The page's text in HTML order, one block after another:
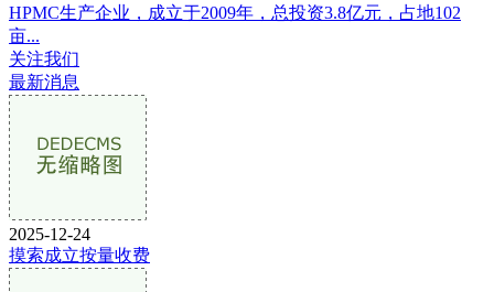
HPMC生产企业，成立于2009年，总投资3.8亿元，占地102
亩...
关注我们
最新消息
2025-12-24
摸索成立按量收费